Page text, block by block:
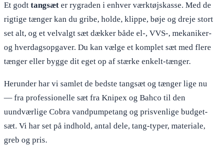
Et godt tangsæt er rygraden i enhver værktøjskasse. Med de
rigtige tænger kan du gribe, holde, klippe, bøje og dreje stort
set alt, og et velvalgt sæt dækker både el-, VVS-, mekaniker-
og hverdagsopgaver. Du kan vælge et komplet sæt med flere
tænger eller bygge dit eget op af stærke enkelt-tænger.
Herunder har vi samlet de bedste tangsæt og tænger lige nu
— fra professionelle sæt fra Knipex og Bahco til den
uundværlige Cobra vandpumpetang og prisvenlige budget-
sæt. Vi har set på indhold, antal dele, tang-typer, materiale,
greb og pris.